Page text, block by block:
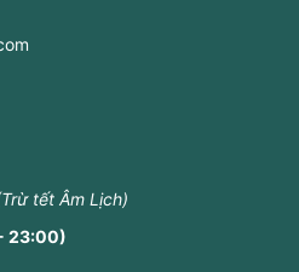
tết Âm Lịch)
23:00)